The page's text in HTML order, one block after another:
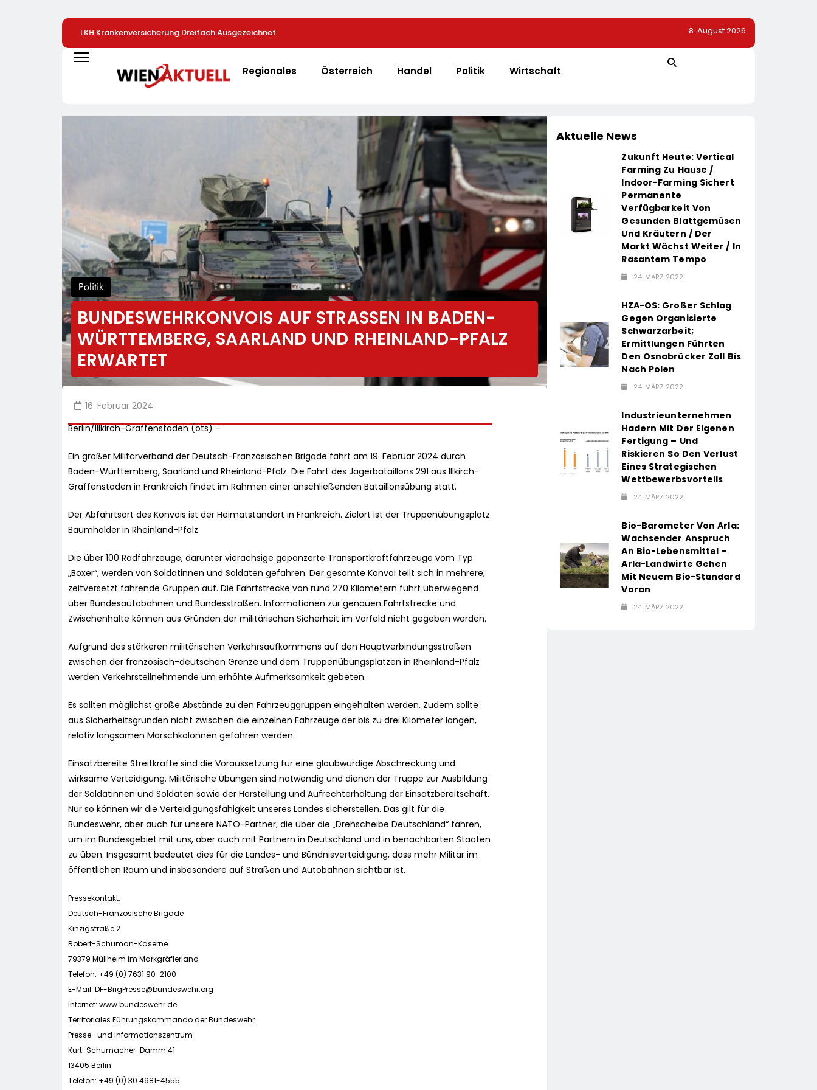
LKH Krankenversicherung Dreifach Ausgezeichnet
„Gustavomat“ An Den Start
Alice Weidel: Rekord-Insolvenzen Sind Warnsignal –
Bundesregierung Verschärft Die Wirtschaftskrise
8. August 2026
Regionales Österreich Handel Politik Wirtschaft
Politik
BUNDESWEHRKONVOIS AUF STRASSEN IN BADEN-W
ÜRTTEMBERG, SAARLAND UND RHEINLAND-PFALZ E
RWARTET
16. Februar 2024
Berlin/Illkirch-Graffenstaden (ots) –
Ein großer Militärverband der Deutsch-Französischen Brigade fährt am 19. Februar 2024 durch
Baden-Württemberg, Saarland und Rheinland-Pfalz. Die Fahrt des Jägerbataillons 291 aus Illkirch-
Graffenstaden in Frankreich findet im Rahmen einer anschließenden Bataillonsübung statt.
Der Abfahrtsort des Konvois ist der Heimatstandort in Frankreich. Zielort ist der Truppenübungsplatz
Baumholder in Rheinland-Pfalz
Die über 100 Radfahrzeuge, darunter vierachsige gepanzerte Transportkraftfahrzeuge vom Typ
„Boxer“, werden von Soldatinnen und Soldaten gefahren. Der gesamte Konvoi teilt sich in mehrere,
zeitversetzt fahrende Gruppen auf. Die Fahrtstrecke von rund 270 Kilometern führt überwiegend
über Bundesautobahnen und Bundesstraßen. Informationen zur genauen Fahrtstrecke und
Zwischenhalte können aus Gründen der militärischen Sicherheit im Vorfeld nicht gegeben werden.
Aufgrund des stärkeren militärischen Verkehrsaufkommens auf den Hauptverbindungsstraßen
zwischen der französisch-deutschen Grenze und dem Truppenübungsplatzen in Rheinland-Pfalz
werden Verkehrsteilnehmende um erhöhte Aufmerksamkeit gebeten.
Es sollten möglichst große Abstände zu den Fahrzeuggruppen eingehalten werden. Zudem sollte
aus Sicherheitsgründen nicht zwischen die einzelnen Fahrzeuge der bis zu drei Kilometer langen,
relativ langsamen Marschkolonnen gefahren werden.
Einsatzbereite Streitkräfte sind die Voraussetzung für eine glaubwürdige Abschreckung und
wirksame Verteidigung. Militärische Übungen sind notwendig und dienen der Truppe zur Ausbildung
der Soldatinnen und Soldaten sowie der Herstellung und Aufrechterhaltung der Einsatzbereitschaft.
Nur so können wir die Verteidigungsfähigkeit unseres Landes sicherstellen. Das gilt für die
Bundeswehr, aber auch für unsere NATO-Partner, die über die „Drehscheibe Deutschland“ fahren,
um im Bundesgebiet mit uns, aber auch mit Partnern in Deutschland und in benachbarten Staaten
zu üben. Insgesamt bedeutet dies für die Landes- und Bündnisverteidigung, dass mehr Militär im
öffentlichen Raum und insbesondere auf Straßen und Autobahnen sichtbar ist.
Pressekontakt:
Deutsch-Französische Brigade
Kinzigstraße 2
Robert-Schuman-Kaserne
79379 Müllheim im Markgräflerland
Telefon: +49 (0) 7631 90-2100
E-Mail: DF-BrigPresse@bundeswehr.org
Internet: www.bundeswehr.de
Territoriales Führungskommando der Bundeswehr
Presse- und Informationszentrum
Kurt-Schumacher-Damm 41
13405 Berlin
Telefon: +49 (0) 30 4981-4555
Aktuelle News
Zukunft Heute: Vertical
Farming Zu Hause /
Indoor-Farming Sichert
Permanente
Verfügbarkeit Von
Gesunden Blattgemüsen
Und Kräutern / Der
Markt Wächst Weiter / In
Rasantem Tempo
24. MÄRZ 2022
HZA-OS: Großer Schlag
Gegen Organisierte
Schwarzarbeit;
Ermittlungen Führten
Den Osnabrücker Zoll Bis
Nach Polen
24. MÄRZ 2022
Industrieunternehmen
Hadern Mit Der Eigenen
Fertigung – Und
Riskieren So Den Verlust
Eines Strategischen
Wettbewerbsvorteils
24. MÄRZ 2022
Bio-Barometer Von Arla:
Wachsender Anspruch
An Bio-Lebensmittel –
Arla-Landwirte Gehen
Mit Neuem Bio-Standard
Voran
24. MÄRZ 2022